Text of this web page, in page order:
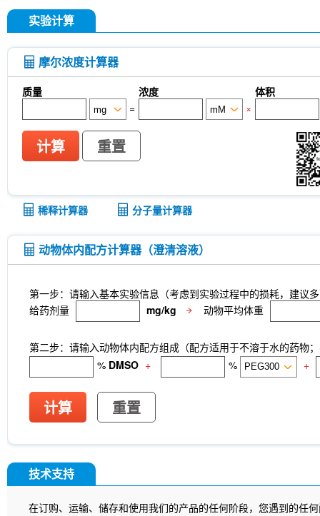
实验计算
摩尔浓度计算器
质量 浓度
体积
=
×
计算 重置
稀释计算器 分子量计算器
动物体内配方计算器（澄清溶液）
第一步：请输入基本实验信息（考虑到实验过程中的损耗，建议
给药剂量
mg/kg 动物平均体重
第二步：请输入动物体内配方组成（配方适用于不溶于水的药物
% DMSO + % +
计算 重置
技术支持
在订购、运输、储存和使用我们的产品的任何阶段，您遇到的任